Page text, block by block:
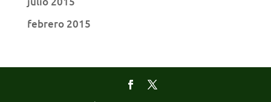
febrero 2015